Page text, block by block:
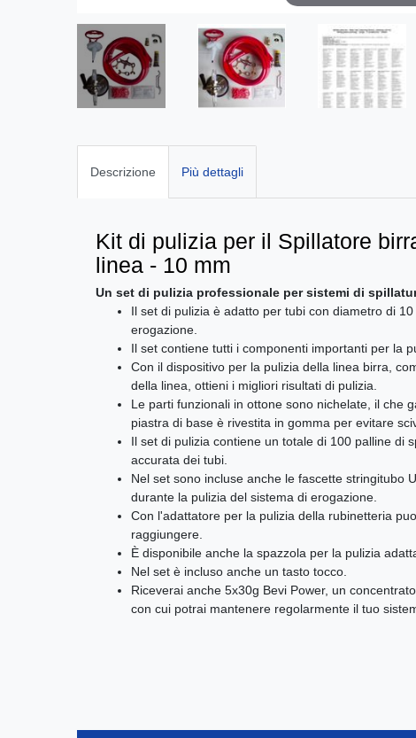
Descrizione Più dettagli
Kit di pulizia per il Spillatore
linea - 10 mm
Un set di pulizia professionale per sistemi di
Il set di pulizia è adatto per tubi con diametro di
erogazione.
Il set contiene tutti i componenti importanti per la
Con il dispositivo per la pulizia della linea birra,
della linea, ottieni i migliori risultati di pulizia.
Le parti funzionali in ottone sono nichelate, il che
piastra di base è rivestita in gomma per evitare
Il set di pulizia contiene un totale di 100 palline di
accurata dei tubi.
Nel set sono incluse anche le fascette stringitubo
durante la pulizia del sistema di erogazione.
Con l'adattatore per la pulizia della rubinetteria
raggiungere.
È disponibile anche la spazzola per la pulizia
Nel set è incluso anche un tasto tocco.
Riceverai anche 5x30g Bevi Power, un
con cui potrai mantenere regolarmente il tuo